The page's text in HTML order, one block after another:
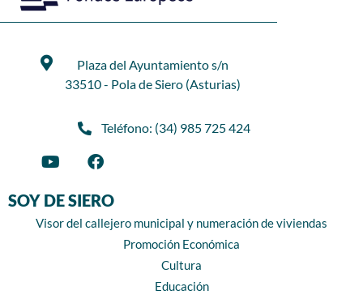
Plaza del Ayuntamiento s/n
33510 - Pola de Siero (Asturias)
Teléfono: (34) 985 725 424
SOY DE SIERO
Visor del callejero municipal y numeración de viviendas
Promoción Económica
Cultura
Educación